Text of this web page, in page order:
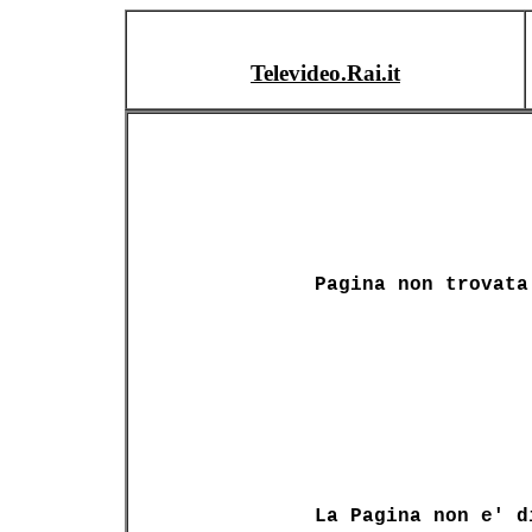
Televideo.Rai.it
Pagina non trovata
La Pagina non e'